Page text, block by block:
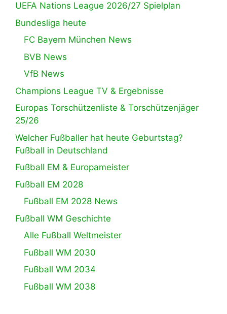
UEFA Nations League 2026/27 Spielplan
Bundesliga heute
FC Bayern München News
BVB News
VfB News
Champions League TV & Ergebnisse
Europas Torschützenliste & Torschützenjäger
25/26
Welcher Fußballer hat heute Geburtstag?
Fußball in Deutschland
Fußball EM & Europameister
Fußball EM 2028
Fußball EM 2028 News
Fußball WM Geschichte
Alle Fußball Weltmeister
Fußball WM 2030
Fußball WM 2034
Fußball WM 2038